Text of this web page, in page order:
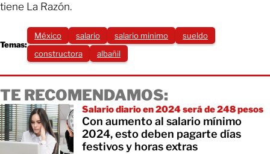
tiene La Razón.
Temas:
México salario salario minimo
sueldo
constructora
albañil
TE RECOMENDAMOS:
Salario diario en 2024 será de 248 pesos
Con aumento al salario mínimo
2024, esto deben pagarte días
festivos y horas extras